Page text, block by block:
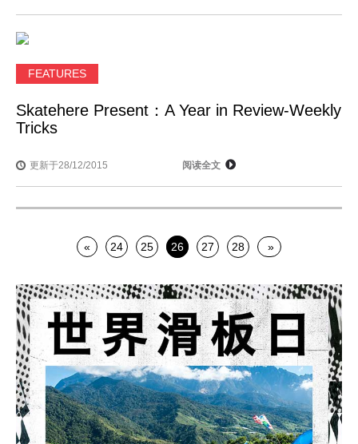
FEATURES
Skatehere Present：A Year in Review-Weekly
Tricks
更新于28/12/2015 阅读全文
« 24 25 26 27 28 »